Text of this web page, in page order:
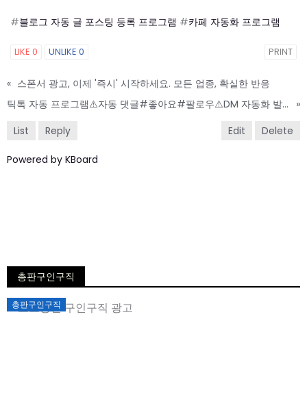
#블로그 자동 글 포스팅 등록 프로그램 #카페 자동화 프로그램
LIKE 0 UNLIKE 0 PRINT
« 스폰서 광고, 이제 '즉시' 시작하세요. 모든 업종, 확실한 반응
틱톡 자동 프로그램⚠️자동 댓글#좋아요#팔로우⚠️DM 자동화 발송⚠️자동화 영상 업로드
»
List
Reply Edit Delete
Powered by KBoard
총판구인구직
총판구인구직
Posted
on